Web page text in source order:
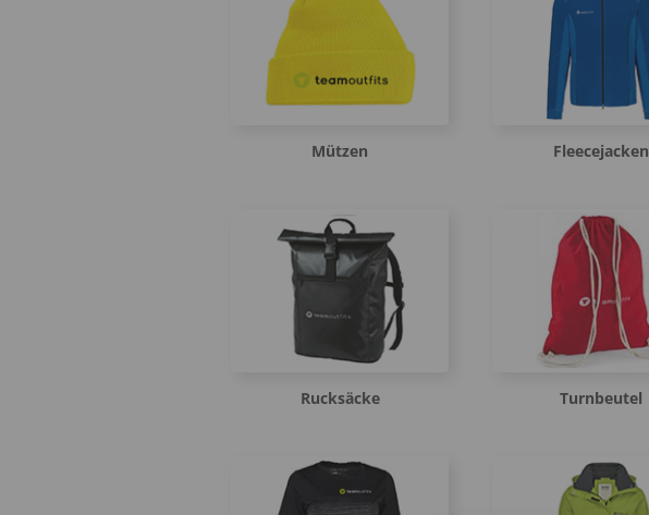
Mützen Fleecejacken
Rucksäcke Turnbeutel